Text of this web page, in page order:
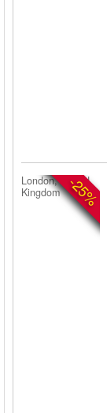
-25%
London, United
Kingdom